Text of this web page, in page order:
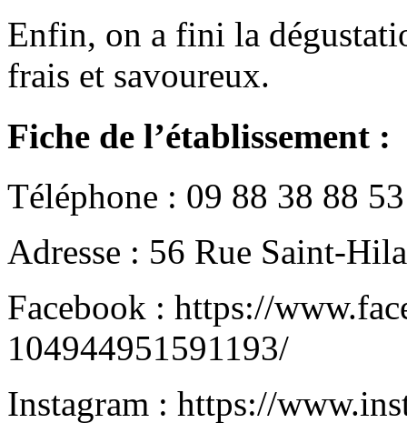
Enfin, on a fini la
frais et savoureux.
Fiche de l’établissement :
Téléphone : 09 88 38 88 53
Adresse : 56 Rue Saint-
Facebook : https://
104944951591193/
Instagram : https://